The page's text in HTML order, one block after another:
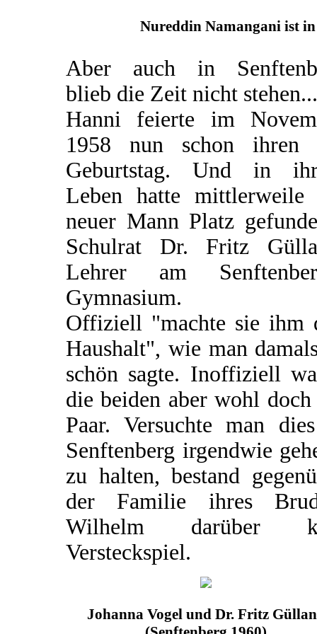
Nureddin Namangani ist in
Aber auch in
blieb die Zeit nicht stehen...
Hanni feierte im
1958 nun schon ihren
Geburtstag. Und in
Leben hatte mittlerweile
neuer Mann Platz
Schulrat Dr. Fritz
Lehrer am
Gymnasium.
Offiziell "machte sie ihm
Haushalt", wie man
schön sagte. Inoffiziell
die beiden aber wohl
Paar. Versuchte man
Senftenberg irgendwie
zu halten, bestand
der Familie ihres
Wilhelm darüber
Versteckspiel.
Johanna Vogel und Dr. Fritz